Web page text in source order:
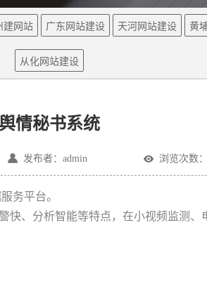
建网站 广东网站建设 天河网站建设 黄
从化网站建设
舆情秘书系统
发布者：admin 浏览次数
务平台。
、分析智能等特点，在小视频监测